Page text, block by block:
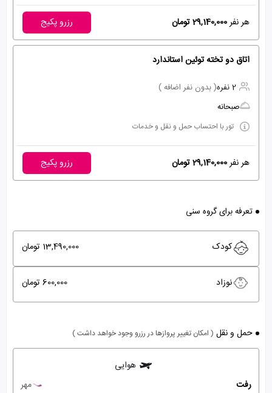
هر نفر29,140,000 تومان رزرو پکیج
اتاق دو تخته توئین استاندارد
2 نفره
( بدون نفر اضافه )
صبحانه
تور با احتساب حمل و نقل و خدمات
هر نفر29,140,000 تومان رزرو پکیج
تعرفه برای گروه سنی
کودک 13,490,000 تومان
نوزاد 600,000 تومان
حمل و نقل ( امکان تغییر پروازها در رزرو وجود خواهد داشت )
هوایی
رفت
مهر